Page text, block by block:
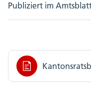
Publiziert im